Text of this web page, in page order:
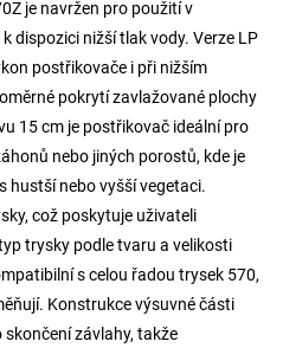
je navržen pro použití v
dispozici nižší tlak vody. Verze LP
postřikovače i při nižším
pokrytí zavlažované plochy
15 cm je postřikovač ideální pro
nebo jiných porostů, kde je
hustší nebo vyšší vegetaci.
což poskytuje uživateli
trysky podle tvaru a velikosti
s celou řadou trysek 570,
Konstrukce výsuvné části
závlahy, takže